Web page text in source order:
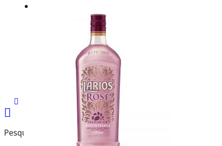
TODAS AS MARCAS
ESPIRITUOSOS
OUTROS
CONTACTOS
ÁREA DE CLIENTE
Pesquisa